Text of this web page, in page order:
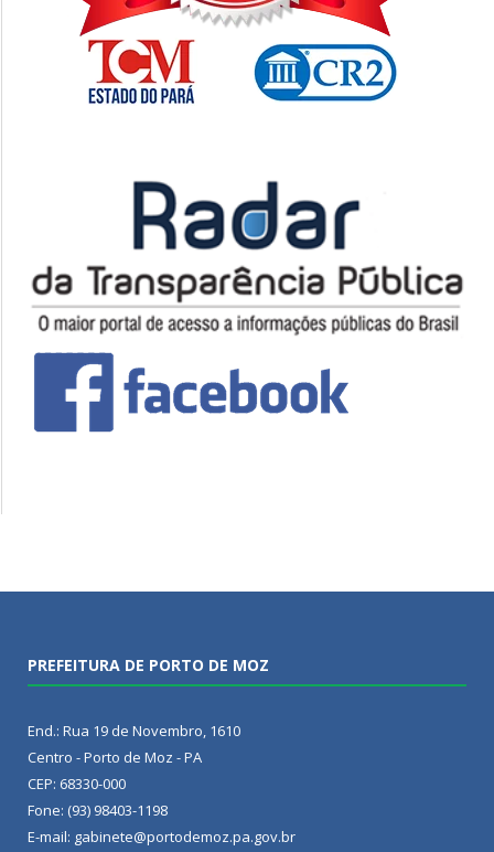
PREFEITURA DE PORTO DE MOZ
End.: Rua 19 de Novembro, 1610
Centro - Porto de Moz - PA
CEP: 68330-000
Fone: (93) 98403-1198
E-mail: gabinete@portodemoz.pa.gov.br